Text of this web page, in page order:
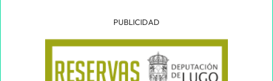
PUBLICIDAD